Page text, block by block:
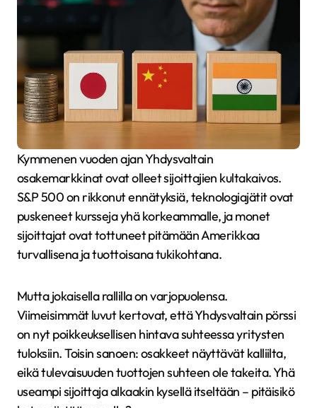
Kymmenen vuoden ajan Yhdysvaltain
osakemarkkinat ovat olleet sijoittajien kultakaivos.
S&P 500 on rikkonut ennätyksiä, teknologiajätit ovat
puskeneet kursseja yhä korkeammalle, ja monet
sijoittajat ovat tottuneet pitämään Amerikkaa
turvallisena ja tuottoisana tukikohtana.
Mutta jokaisella rallilla on varjopuolensa.
Viimeisimmät luvut kertovat, että Yhdysvaltain pörssi
on nyt poikkeuksellisen hintava suhteessa yritysten
tuloksiin. Toisin sanoen: osakkeet näyttävät kalliilta,
eikä tulevaisuuden tuottojen suhteen ole takeita. Yhä
useampi sijoittaja alkaakin kysellä itseltään – pitäisikö